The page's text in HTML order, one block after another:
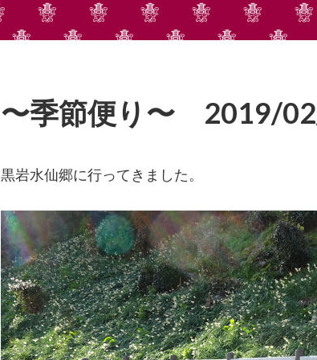
〜季節便り〜 2019/
黒岩水仙郷に行ってきました。